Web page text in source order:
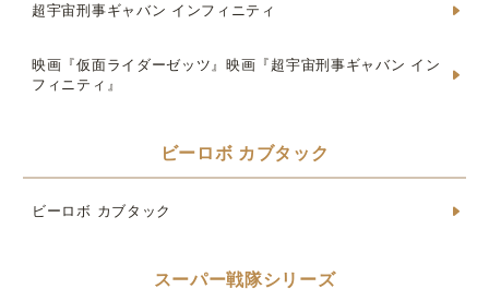
超宇宙刑事ギャバン インフィニティ
映画『仮面ライダーゼッツ』映画『超宇宙刑事ギャバン イン
フィニティ』
ビーロボ カブタック
ビーロボ カブタック
スーパー戦隊シリーズ